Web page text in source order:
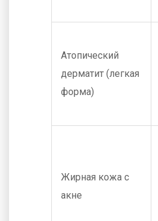
Атопический
дерматит (легкая
форма)
Жирная кожа с
акне